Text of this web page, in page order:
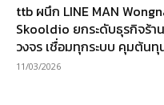
ttb ผนึก LINE MAN
Skooldio ยกระดับธุรกิจร้
วงจร เชื่อมทุกระบบ คุมต้น
11/03/2026